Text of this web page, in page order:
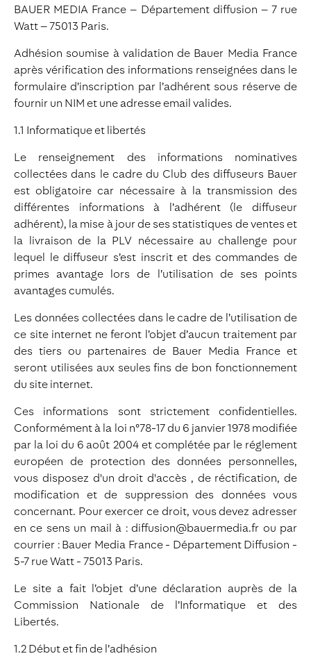
BAUER MEDIA France – Département diffusion – 7 rue
Watt – 75013 Paris.
Adhésion soumise à validation de Bauer Media France
après vérification des informations renseignées dans le
formulaire d’inscription par l’adhérent sous réserve de
fournir un NIM et une adresse email valides.
1.1 Informatique et libertés
Le renseignement des informations nominatives
collectées dans le cadre du Club des diffuseurs Bauer
est obligatoire car nécessaire à la transmission des
différentes informations à l’adhérent (le diffuseur
adhérent), la mise à jour de ses statistiques de ventes et
la livraison de la PLV nécessaire au challenge pour
lequel le diffuseur s’est inscrit et des commandes de
primes avantage lors de l’utilisation de ses points
avantages cumulés.
Les données collectées dans le cadre de l’utilisation de
ce site internet ne feront l’objet d’aucun traitement par
des tiers ou partenaires de Bauer Media France et
seront utilisées aux seules fins de bon fonctionnement
du site internet.
Ces informations sont strictement confidentielles.
Conformément à la loi n°78-17 du 6 janvier 1978 modifiée
par la loi du 6 août 2004 et complétée par le réglement
européen de protection des données personnelles,
vous disposez d'un droit d'accès , de réctification, de
modification et de suppression des données vous
concernant. Pour exercer ce droit, vous devez adresser
en ce sens un mail à : diffusion@bauermedia.fr ou par
courrier : Bauer Media France - Département Diffusion -
5-7 rue Watt - 75013 Paris.
Le site a fait l’objet d’une déclaration auprès de la
Commission Nationale de l’Informatique et des
Libertés.
1.2 Début et fin de l’adhésion